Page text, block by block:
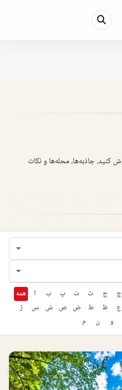
دقیق کاوش کنید. جاذبه‌ها، محله‌ها و نکات
همه
ا ب پ ت ث ج چ
ژ
س ش ص ض ط ظ ع
م
ن و